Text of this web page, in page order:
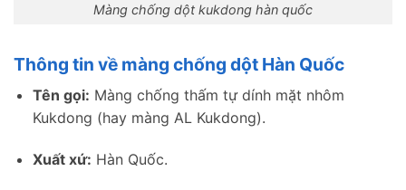
Màng chống dột kukdong hàn quốc
Thông tin về màng chống dột Hàn Quốc
Tên gọi: Màng chống thấm tự dính mặt nhôm
Kukdong (hay màng AL Kukdong).
Xuất xứ: Hàn Quốc.